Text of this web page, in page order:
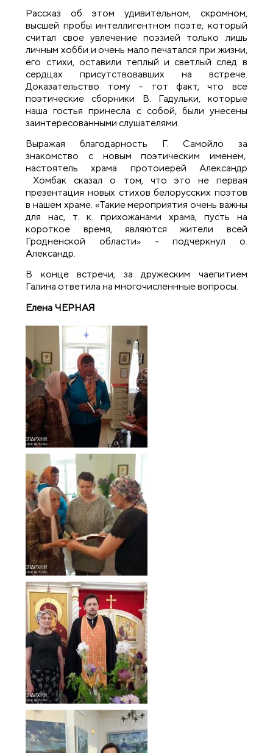
Рассказ об этом удивительном, скромном,
высшей пробы интеллигентном поэте, который
считал свое увлечение поэзией только лишь
личным хобби и очень мало печатался при жизни,
его стихи, оставили теплый и светлый след в
сердцах присутствовавших на встрече.
Доказательство тому – тот факт, что все
поэтические сборники В. Гадульки, которые
наша гостья принесла с собой, были унесены
заинтересованными слушателями.
Выражая благодарность Г. Самойло за
знакомство с новым поэтическим именем,
настоятель храма протоиерей Александр
Хомбак сказал о том, что это не первая
презентация новых стихов белорусских поэтов
в нашем храме. «Такие мероприятия очень важны
для нас, т. к. прихожанами храма, пусть на
короткое время, являются жители всей
Гродненской области» - подчеркнул о.
Александр.
В конце встречи, за дружеским чаепитием
Галина ответила на многочисленнные вопросы.
Елена ЧЕРНАЯ